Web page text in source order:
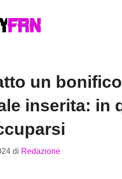
un
inserita: in
di Redazione